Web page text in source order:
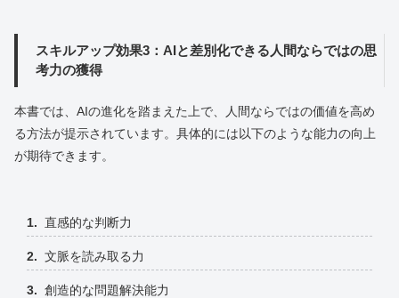
スキルアップ効果3：AIと差別化できる人間ならではの思
考力の獲得
本書では、AIの進化を踏まえた上で、人間ならではの価値を高め
る方法が提示されています。具体的には以下のような能力の向上
が期待できます。
直感的な判断力
文脈を読み取る力
創造的な問題解決能力